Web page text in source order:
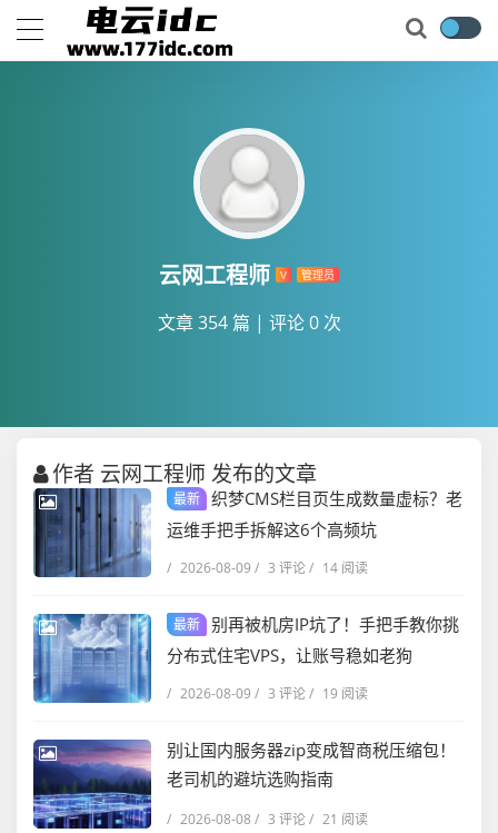
云网工程师 V 管理员
文章 354 篇 | 评论 0 次
作者 云网工程师 发布的文章
最新 织梦CMS栏目页生成数量虚标？老
运维手把手拆解这6个高频坑
/ 2026-08-09 / 3 评论/ 14 阅读
最新 别再被机房IP坑了！手把手教你挑
分布式住宅VPS，让账号稳如老狗
/ 2026-08-09 / 3 评论/ 19 阅读
别让国内服务器zip变成智商税压缩包！
老司机的避坑选购指南
/ 2026-08-08 / 3 评论/ 21 阅读